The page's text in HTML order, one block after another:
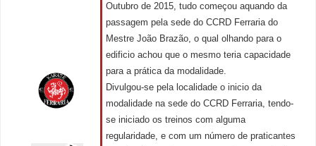
Outubro de 2015, tudo começou aquando da
passagem pela sede do CCRD Ferraria do
Mestre João Brazão, o qual olhando para o
edificio achou que o mesmo teria capacidade
para a prática da modalidade.
Divulgou-se pela localidade o inicio da
modalidade na sede do CCRD Ferraria, tendo-
se iniciado os treinos com alguma
regularidade, e com um número de praticantes